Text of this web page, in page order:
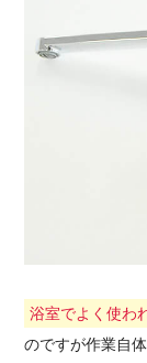
浴室でよく使わ
のですが作業自